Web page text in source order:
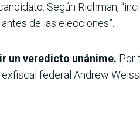
Según Richman,
de las elecciones”.
un veredicto unánime. Por
federal Andrew